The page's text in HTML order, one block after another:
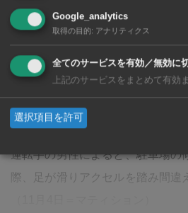
新規1年契約で豪華特典プレゼ
2011年創業以来、スクンビットや
いった日本人に馴染みが深いエリ
仲介を展開しています。お気軽に
運転手の男性によると、駐車場の
際、足が滑りアクセルを踏み間違
Google_analytics
取得の目的: アナリティクス
全てのサービスを有効／無効に
上記のサービスをまとめて有効
選択項目を許可